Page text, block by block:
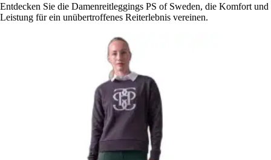
Entdecken Sie die Damenreitleggings PS of Sweden, die Komfort und
Leistung für ein unübertroffenes Reiterlebnis vereinen.